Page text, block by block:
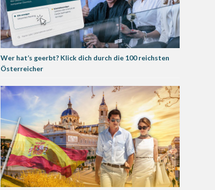
Wer hat’s geerbt? Klick dich durch die 100 reichsten
Österreicher